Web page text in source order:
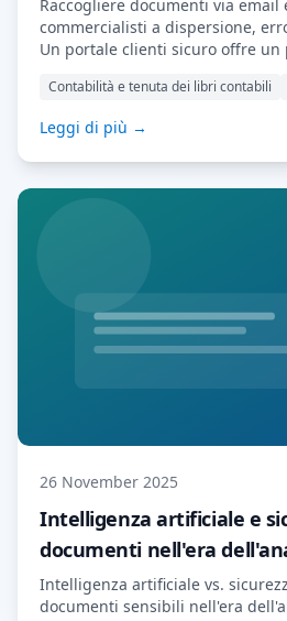
Raccogliere documenti via email
commercialisti a dispersione,
Un portale clienti sicuro offre un
Contabilità e tenuta dei libri contabili
Leggi di più →
26 November 2025
Intelligenza artificiale e
documenti nell'era
automatizzata
Intelligenza artificiale vs.
documenti sensibili nell'era